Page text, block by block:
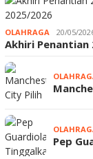
OLAHRAGA 20/05/
Akhiri Penantian
Pep